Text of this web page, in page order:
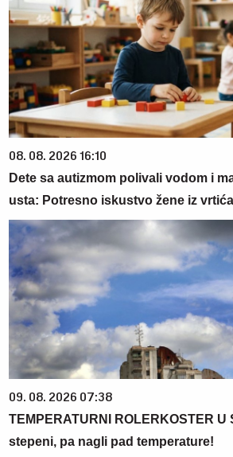
08. 08. 2026 16:10
Dete sa autizmom polivali vodom i
usta: Potresno iskustvo žene iz
09. 08. 2026 07:38
TEMPERATURNI ROLERKOSTER U
stepeni, pa nagli pad temperature!